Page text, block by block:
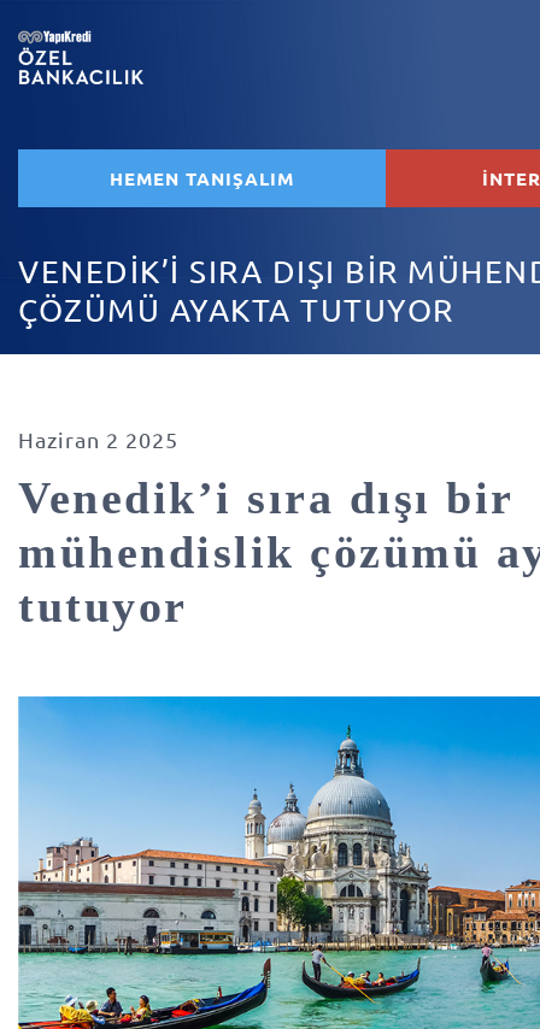
HEMEN TANIŞALIM
VENEDİK’İ SIRA DIŞI BİR
ÇÖZÜMÜ AYAKTA TUTUYOR
Haziran 2 2025
Venedik’i sıra dışı bir
mühendislik çözümü
tutuyor